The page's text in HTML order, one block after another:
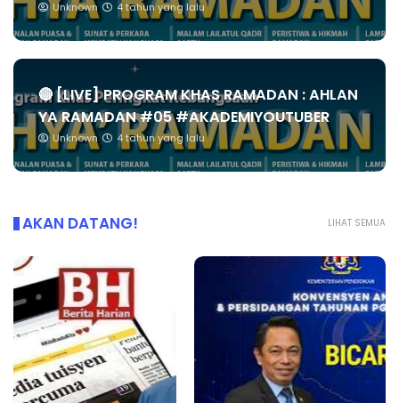
Unknown 4 tahun yang lalu
🔴 [LIVE] PROGRAM KHAS RAMADAN : AHLAN
YA RAMADAN #05 #AKADEMIYOUTUBER
Unknown 4 tahun yang lalu
LIHAT SEMUA
AKAN DATANG!